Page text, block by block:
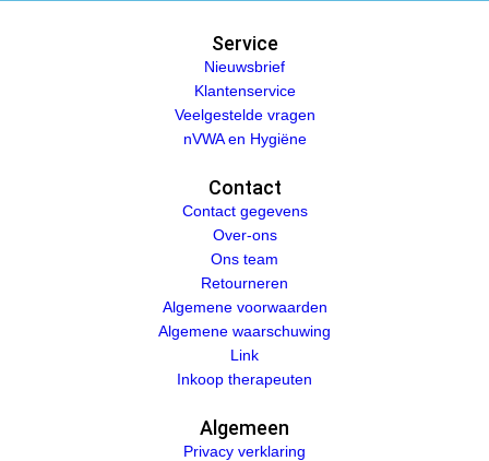
Service
Nieuwsbrief
Klantenservice
Veelgestelde vragen
nVWA en Hygiëne
Contact
Contact gegevens
Over-ons
Ons team
Retourneren
Algemene voorwaarden
Algemene waarschuwing
Link
Inkoop therapeuten
Algemeen
Privacy verklaring